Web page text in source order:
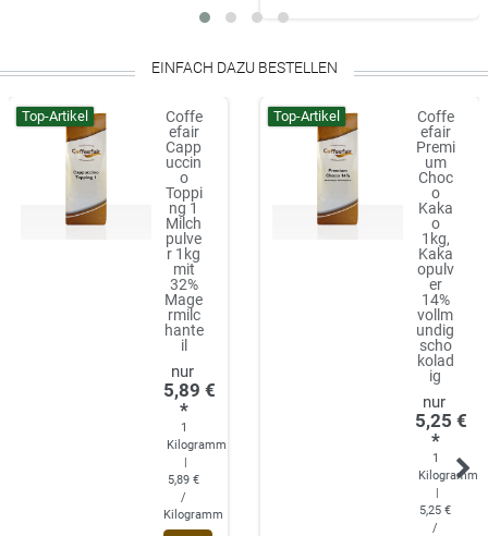
EINFACH DAZU BESTELLEN
Top-Artikel
Coffe
efair
Capp
uccin
o
Toppi
ng 1
Milch
pulve
r 1kg
mit
32%
Mage
rmilc
hante
il
5,89 €
*
1
Kilogramm
|
5,89 €
/
Kilogramm
Top-Artikel
Coffe
efair
Premi
um
Choc
o
Kaka
o
1kg,
Kaka
opulv
er
14%
vollm
undig
scho
kolad
ig
5,25 €
*
1
Kilogramm
|
5,25 €
/